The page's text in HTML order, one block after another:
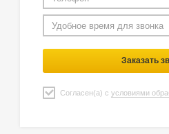
Заказать
Согласен(а) с условиями